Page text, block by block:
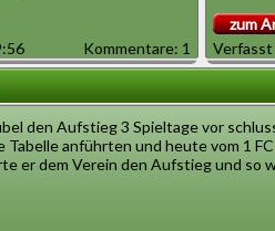
Kommentare: 1
zum
Verfasst
den Aufstieg 3 Spieltage vor
anführten und heute vom 1
er dem Verein den Aufstieg und so